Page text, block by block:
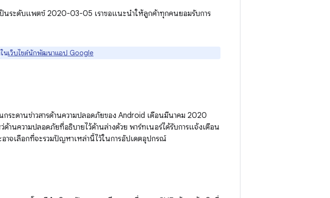
นระดับแพตช์ 2020-03-05 เราขอแนะนำให้ลูกค้าทุกคนยอมรับการ
นเว็บไซต์นักพัฒนาแอป Google
ระดานข่าวสารด้านความปลอดภัยของ Android เดือนมีนาคม 2020
นความปลอดภัยที่อธิบายไว้ด้านล่างด้วย พาร์ทเนอร์ได้รับการแจ้งเตือน
าจเลือกที่จะรวมปัญหาเหล่านี้ไว้ในการอัปเดตอุปกรณ์